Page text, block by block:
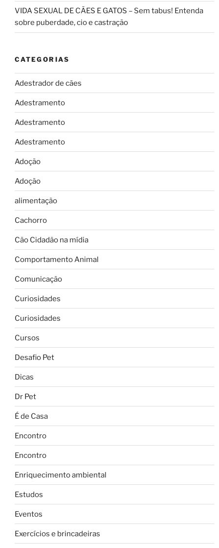
VIDA SEXUAL DE CÃES E GATOS – Sem tabus! Entenda
sobre puberdade, cio e castração
CATEGORIAS
Adestrador de cães
Adestramento
Adestramento
Adestramento
Adoção
Adoção
alimentação
Cachorro
Cão Cidadão na mídia
Comportamento Animal
Comunicação
Curiosidades
Curiosidades
Cursos
Desafio Pet
Dicas
Dr Pet
É de Casa
Encontro
Encontro
Enriquecimento ambiental
Estudos
Eventos
Exercícios e brincadeiras